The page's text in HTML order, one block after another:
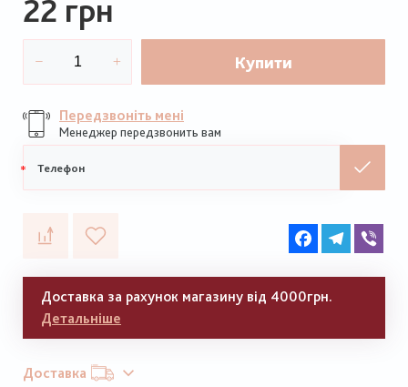
22 грн
Купити
Передзвоніть мені
Менеджер передзвонить вам
телефон
FacebookTelegram
Доставка за рахунок магазину від 4000грн.
Детальніше
Доставка